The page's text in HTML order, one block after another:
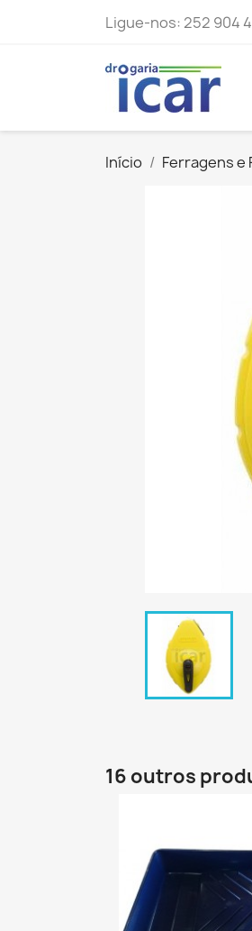
Ligue-nos: 252 904
Início Ferragens e
16 outros